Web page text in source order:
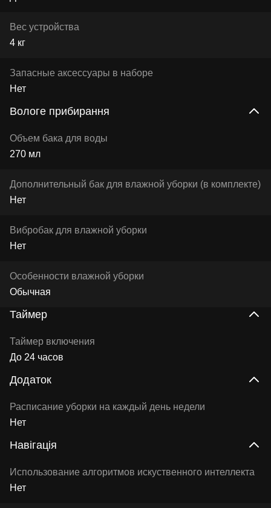
Вес устройства
4 кг
Запасные аксессуары в наборе
Нет
Вологе прибирання
Объем бака для воды
270 мл
Дополнительный бак для влажной уборки (в комплекте)
Нет
Вибробак для влажной уборки
Нет
Особенности влажной уборки
Обычная
Таймер
Таймер включения
До 24 часов
Додаток
Расписание уборки на каждый день недели
Нет
Навігація
Использование алгоритмов искуственного интеллекта
Нет